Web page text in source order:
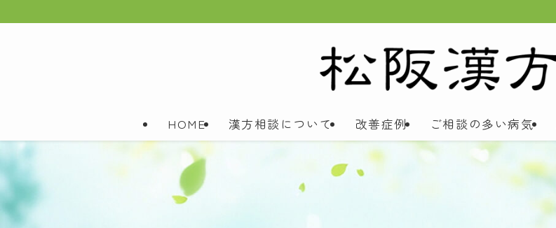
HOME 漢方相談について 改善症例 ご相談の多い病気